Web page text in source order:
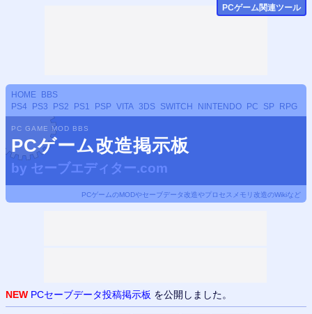
HOME
BBS
PS4
PS3 PS2 PS1 PSP VITA 3DS SWITCH NINTENDO PC SP RPG
PC GAME MOD BBS
PCゲーム改造掲示板
by セーブエディター.com
PCゲームのMODやセーブデータ改造やプロセスメモリ改造のWikiなど
NEW PCセーブデータ投稿掲示板 を公開しました。
PCゲーム関連ツール